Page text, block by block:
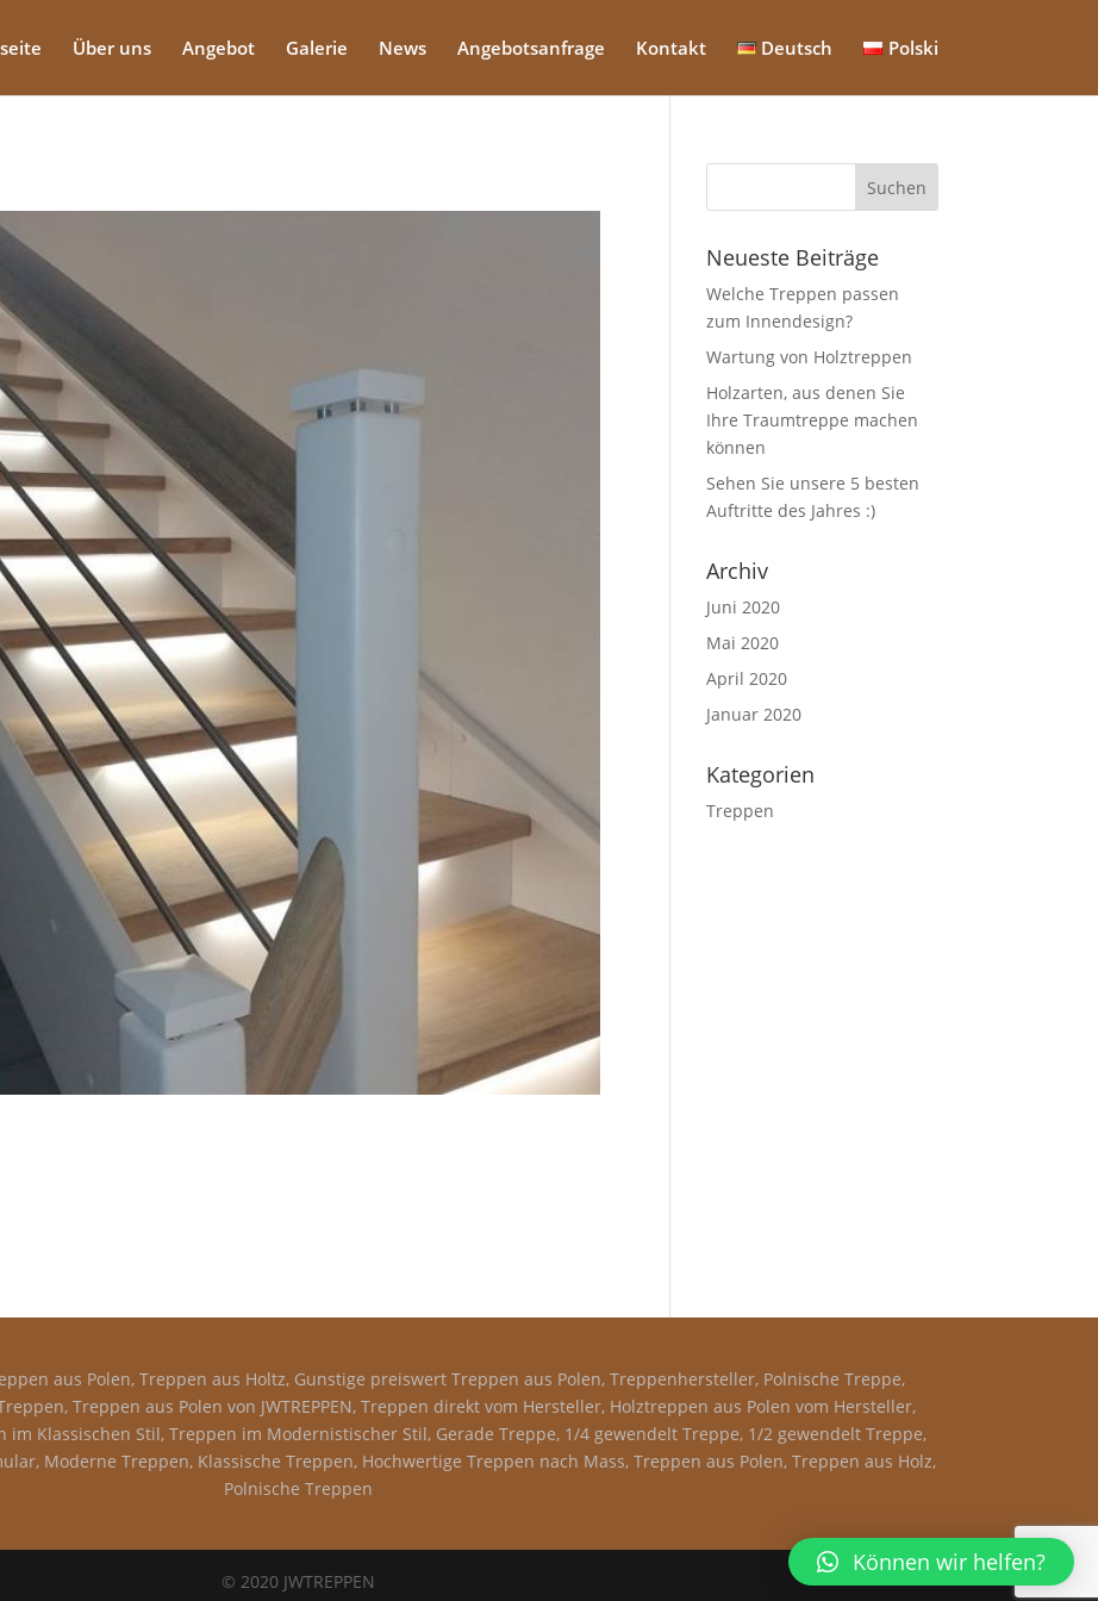
Über uns Angebot Galerie News Angebotsanfrage Kontakt Deutsch Polski
Neueste Beiträge
Welche Treppen passen
zum Innendesign?
Wartung von Holztreppen
Holzarten, aus denen Sie
Ihre Traumtreppe machen
können
Sehen Sie unsere 5 besten
Auftritte des Jahres :)
Archiv
Juni 2020
Mai 2020
April 2020
Januar 2020
Kategorien
Treppen
aus Polen, Treppen aus Holtz, Gunstige preiswert Treppen aus Polen, Treppenhersteller, Polnische Treppe,
Treppen aus Polen von JWTREPPEN, Treppen direkt vom Hersteller, Holztreppen aus Polen vom Hersteller,
Klassischen Stil, Treppen im Modernistischer Stil, Gerade Treppe, 1/4 gewendelt Treppe, 1/2 gewendelt Treppe,
Moderne Treppen, Klassische Treppen, Hochwertige Treppen nach Mass, Treppen aus Polen, Treppen aus Holz,
Polnische Treppen
© 2020 JWTREPPEN
Können wir helfen?